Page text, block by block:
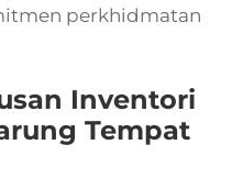
perkhidmatan
Inventori
Tempat